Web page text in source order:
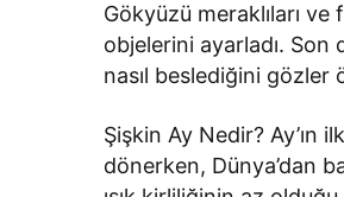
Gökyüzü meraklıları
objelerini ayarladı. Son
nasıl beslediğini gözler
Şişkin Ay Nedir?
dönerken, Dünya’dan